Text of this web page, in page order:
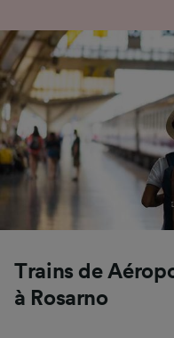
Trains de
à Rosarno
précises. Analyser
caractéristiques de
l’identification.
informations sur
contenu
performance des
études d’audience
services.
Liste de nos